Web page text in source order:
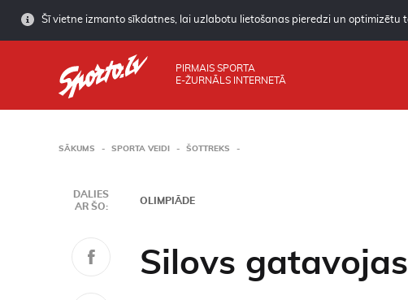
Šī vietne izmanto sīkdatnes, lai uzlabotu lietošanas pieredzi un
PIRMAIS SPORTA
E-ŽURNĀLS INTERNETĀ
SĀKUMS SPORTA VEIDI ŠOTTREKS
DALIES
AR ŠO:
OLIMPIĀDE
Silovs